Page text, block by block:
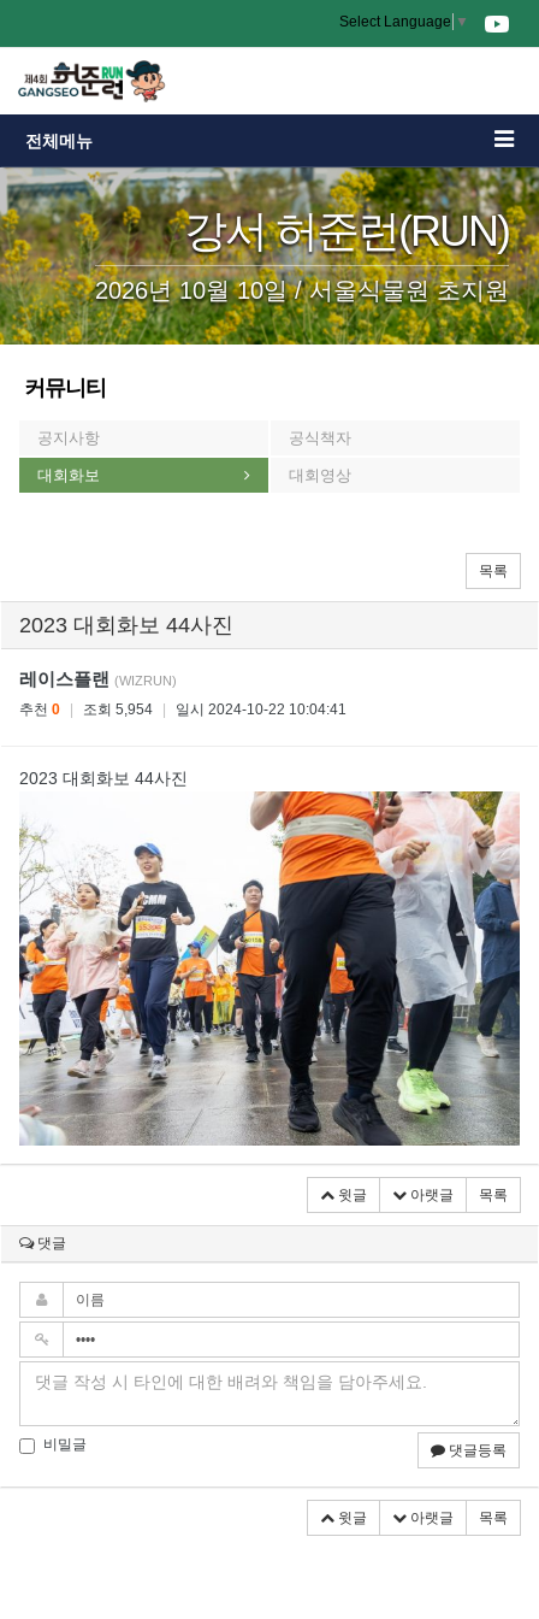
Select Language ▼
전체메뉴
강서 허준런(RUN)
2026년 10월 10일 / 서울식물원 초지원
커뮤니티
공지사항 공식책자
대회화보 대회영상
목록
2023 대회화보 44사진
레이스플랜 (WIZRUN)
추천 0 | 조회 5,954 | 일시 2024-10-22 10:04:41
2023 대회화보 44사진
윗글 아랫글 목록
댓글
비밀글 댓글등록
윗글 아랫글 목록